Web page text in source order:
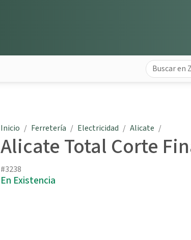
Inicio Ferretería Electricidad Alicate
Alicate Total Corte
#3238
En Existencia